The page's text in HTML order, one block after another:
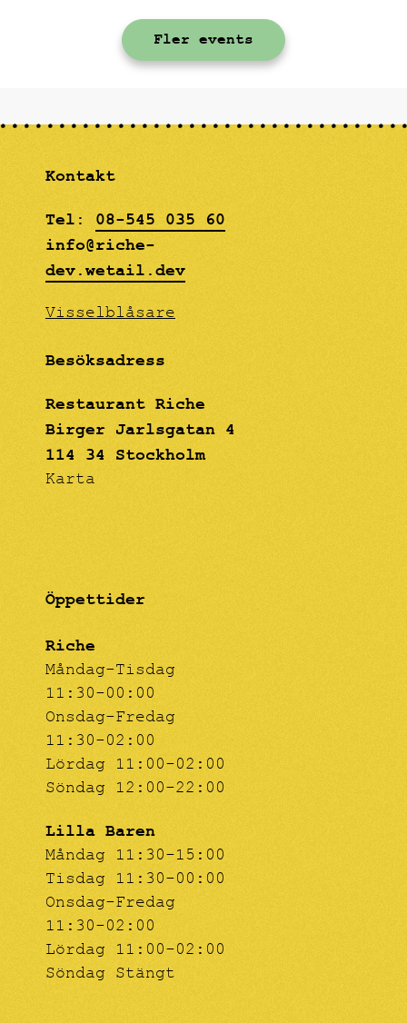
Fler events
Öppettider
Riche
Måndag-Tisdag
11:30-00:00
Onsdag-Fredag
11:30-02:00
Lördag 11:00-02:00
Söndag 12:00-22:00
Lilla Baren
Måndag 11:30-15:00
Tisdag 11:30-00:00
Onsdag-Fredag
11:30-02:00
Lördag 11:00-02:00
Söndag Stängt
Kontakt
Tel: 08-545 035 60
info@riche-
dev.wetail.dev
Visselblåsare
Besöksadress
Restaurant Riche
Birger Jarlsgatan 4
114 34 Stockholm
Karta